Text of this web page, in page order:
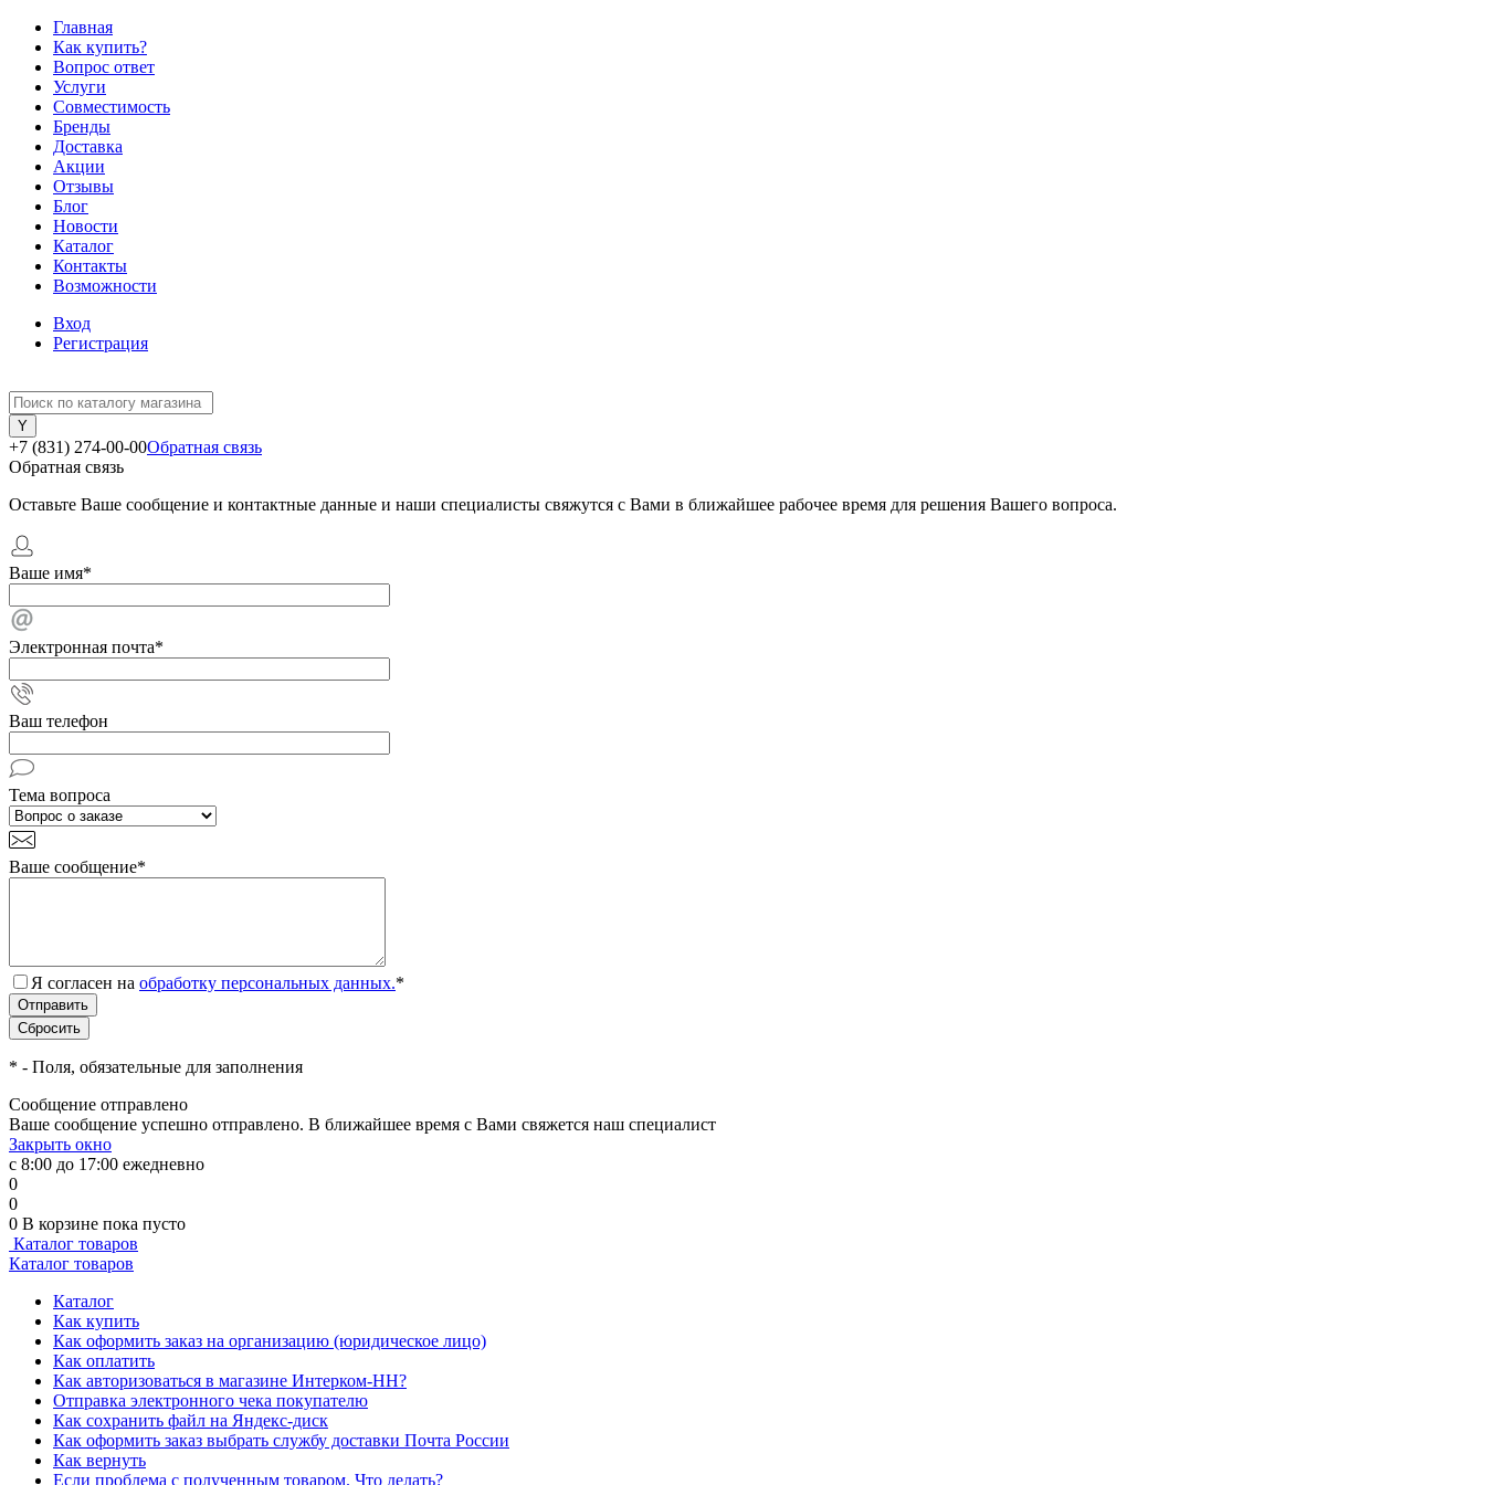
Главная
Как купить?
Вопрос ответ
Услуги
Совместимость
Бренды
Доставка
Акции
Отзывы
Блог
Новости
Каталог
Контакты
Возможности
Вход
Регистрация
+7 (831) 274-00-00Обратная связь
Обратная связь
Оставьте Ваше сообщение и контактные данные и наши специалисты свяжутся с Вами в ближайшее рабочее время для решения Вашего вопроса.
Ваше имя*
Электронная почта*
Ваш телефон
Тема вопроса
Ваше сообщение*
Я согласен на обработку персональных данных.*
* - Поля, обязательные для заполнения
Сообщение отправлено
Ваше сообщение успешно отправлено. В ближайшее время с Вами свяжется наш специалист
Закрыть окно
с 8:00 до 17:00 ежедневно
0
0
0 В корзине пока пусто
Каталог товаров
Каталог товаров
Каталог
Как купить
Как оформить заказ на организацию (юридическое лицо)
Как оплатить
Как авторизоваться в магазине Интерком-НН?
Отправка электронного чека покупателю
Как сохранить файл на Яндекс-диск
Как оформить заказ выбрать службу доставки Почта России
Как вернуть
Если проблема с полученным товаром. Что делать?